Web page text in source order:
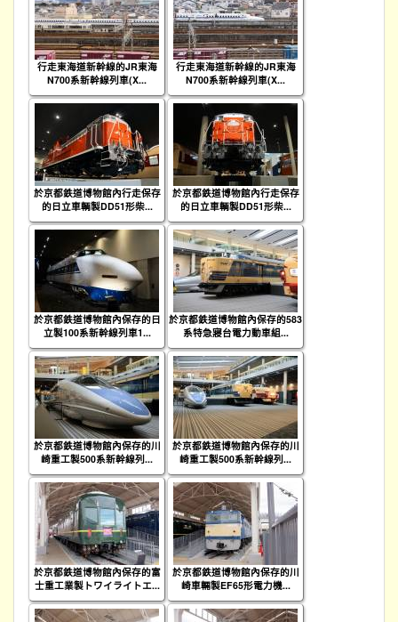
行走東海道新幹線的JR東海
N700系新幹線列車(X...
行走東海道新幹線的JR東海
N700系新幹線列車(X...
於京都鉄道博物館內行走保存
的日立車輌製DD51形柴...
於京都鉄道博物館內行走保存
的日立車輌製DD51形柴...
於京都鉄道博物館內保存的日
立製100系新幹線列車1...
於京都鉄道博物館內保存的583
系特急寢台電力動車組...
於京都鉄道博物館內保存的川
崎重工製500系新幹線列...
於京都鉄道博物館內保存的川
崎重工製500系新幹線列...
於京都鉄道博物館內保存的富
士重工業製トワイライトエ...
於京都鉄道博物館內保存的川
崎車輛製EF65形電力機...